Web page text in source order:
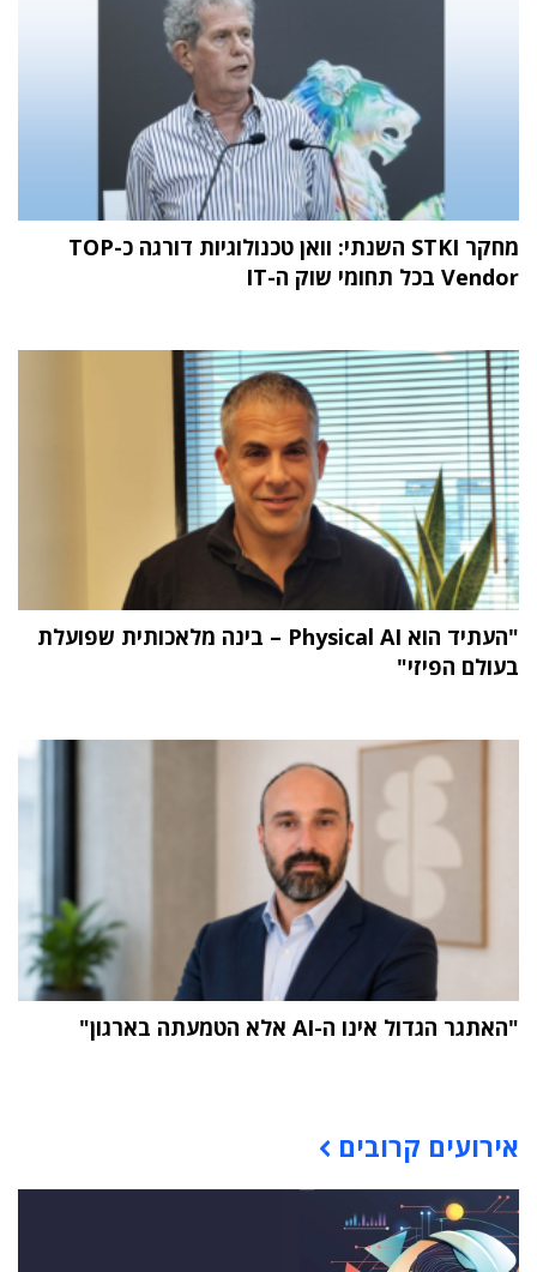
מחקר STKI השנתי: וואן טכנולוגיות דורגה כ-TOP
Vendor בכל תחומי שוק ה-IT
"העתיד הוא Physical AI – בינה מלאכותית שפועלת
בעולם הפיזי"
"האתגר הגדול אינו ה-AI אלא הטמעתה בארגון"
אירועים קרובים